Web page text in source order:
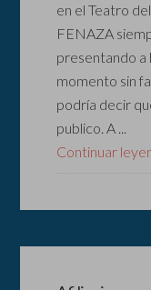
en el Teatro
FENAZA
presentando a
momento sin
podría decir
publico. A ...
Continuar